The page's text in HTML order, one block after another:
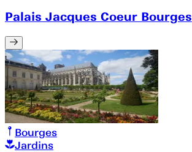
Palais Jacques Coeur Bourges
Bourges
Jardins